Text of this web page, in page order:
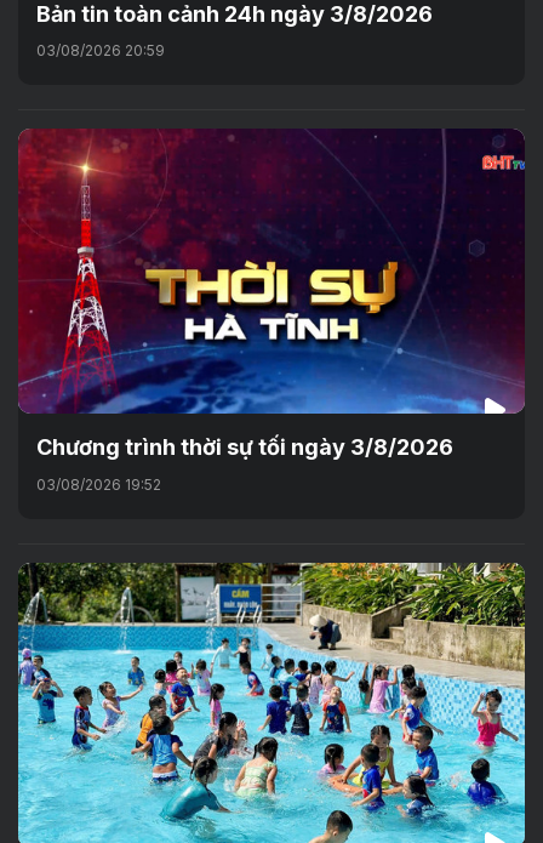
Bản tin toàn cảnh 24h ngày 3/8/2026
03/08/2026 20:59
Chương trình thời sự tối ngày 3/8/2026
03/08/2026 19:52